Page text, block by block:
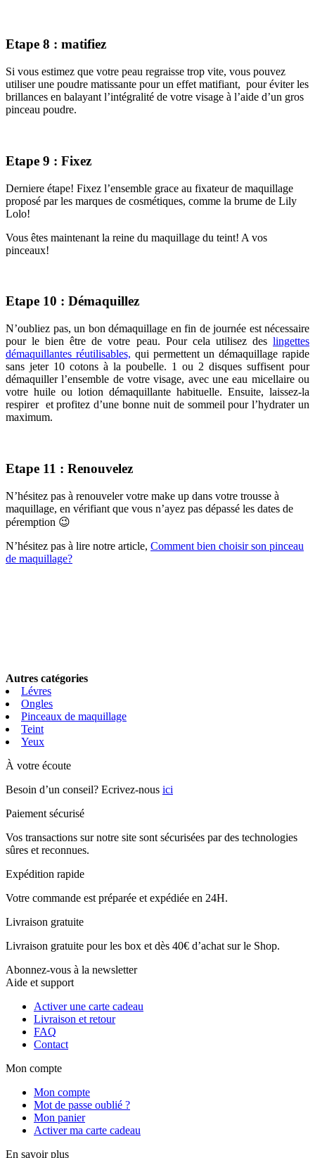
Etape 8 : matifiez
Si vous estimez que votre peau regraisse trop vite, vous pouvez
utiliser une poudre matissante pour un effet matifiant, pour éviter les
brillances en balayant l’intégralité de votre visage à l’aide d’un gros
pinceau poudre.
Etape 9 : Fixez
Derniere étape! Fixez l’ensemble grace au fixateur de maquillage
proposé par les marques de cosmétiques, comme la brume de Lily
Lolo!
Vous êtes maintenant la reine du maquillage du teint! A vos
pinceaux!
Etape 10 : Démaquillez
N’oubliez pas, un bon démaquillage en fin de journée est nécessaire
pour le bien être de votre peau. Pour cela utilisez des lingettes
démaquillantes réutilisables, qui permettent un démaquillage rapide
sans jeter 10 cotons à la poubelle. 1 ou 2 disques suffisent pour
démaquiller l’ensemble de votre visage, avec une eau micellaire ou
votre huile ou lotion démaquillante habituelle. Ensuite, laissez-la
respirer et profitez d’une bonne nuit de sommeil pour l’hydrater un
maximum.
Etape 11 : Renouvelez
N’hésitez pas à renouveler votre make up dans votre trousse à
maquillage, en vérifiant que vous n’ayez pas dépassé les dates de
péremption 😉
N’hésitez pas à lire notre article, Comment bien choisir son pinceau
de maquillage?
Autres catégories
Lévres
Ongles
Pinceaux de maquillage
Teint
Yeux
À votre écoute
Besoin d’un conseil? Ecrivez-nous ici
Paiement sécurisé
Vos transactions sur notre site sont sécurisées par des technologies
sûres et reconnues.
Expédition rapide
Votre commande est préparée et expédiée en 24H.
Livraison gratuite
Livraison gratuite pour les box et dès 40€ d’achat sur le Shop.
Abonnez-vous à la newsletter
Aide et support
Activer une carte cadeau
Livraison et retour
FAQ
Contact
Mon compte
Mon compte
Mot de passe oublié ?
Mon panier
Activer ma carte cadeau
En savoir plus